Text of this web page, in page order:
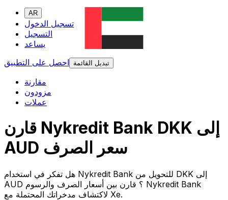
AR
تسجيل الدخول
التسجيل
يساعد
احصل على التطبيق
تبديل القائمة
مقارنة
مزودون
عملات
قارن Nykredit Bank DKK إلى
AUD سعر الصرف
هل تفكر في استخدام Nykredit Bank للتحويل من DKK إلى
AUD ؟ قارن بين أسعار الصرف والرسوم Nykredit Bank
لاكتشاف مدخراتك المحتملة مع Xe.